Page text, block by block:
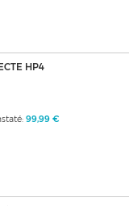
HP4
99,99 €